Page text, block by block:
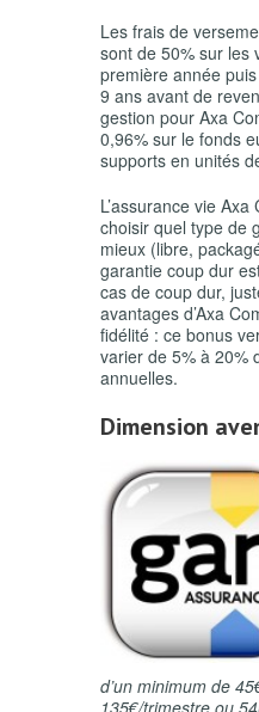
Les frais de
sont de 50% sur les
première année
9 ans avant de
gestion pour Axa
0,96% sur le fonds
supports en unités
L’assurance vie
choisir quel type de
mieux (libre,
garantie coup dur
cas de coup dur,
avantages d’Axa
fidélité : ce bonus
varier de 5% à 20%
annuelles.
Dimension
d’un minimum de